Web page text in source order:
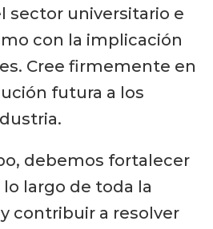
sector universitario e
con la implicación
Cree firmemente en
futura a los
debemos fortalecer
lo largo de toda la
contribuir a resolver